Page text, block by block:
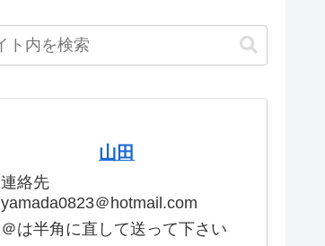
山田
連絡先
yamada0823＠hotmail.com
＠は半角に直して送って下さい